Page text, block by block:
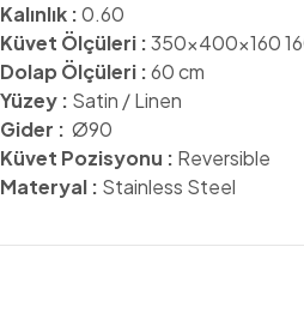
Kalınlık :0.60
Küvet Ölçüleri :350x400x160
Dolap Ölçüleri :60 cm
Yüzey : Satin / Linen
Gider : Ø90
Küvet Pozisyonu : Reversible
Materyal : Stainless Steel